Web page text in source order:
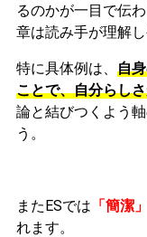
るのかが一目で伝
章は読み手が理解
特に具体例は、 自
ことで、自分らし
論と結びつくよう
う。
またESでは 「簡潔」
れます。